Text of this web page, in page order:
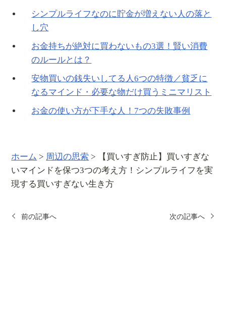
シンプルライフなのに貯金が増えない人の落と
し穴
お金持ちが絶対に買わないもの3選！賢い消費
のルールとは？
安物買いの銭失いしてる人6つの特徴／貧乏に
なるマインド・必要な物だけ買うミニマリスト
お金の使い方が下手な人！7つの失敗事例
ホーム > 周辺の思索 >
【買いすぎ防止】買いすぎな
いマインドを保つ3つの考え方！シンプルライフを実
現する買いすぎない生き方
前の記事へ 次の記事へ